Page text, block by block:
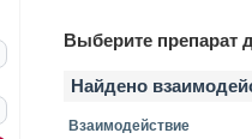
Выберите препарат
Найдено
Взаимодействие